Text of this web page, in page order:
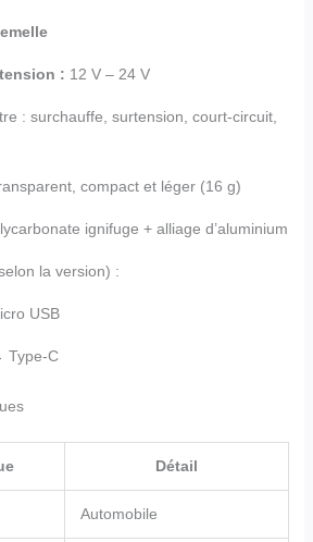
: 12 V – 24 V
: surchauffe, surtension, court-circuit,
compact et léger (16 g)
ignifuge + alliage d’aluminium
la version) :
USB
Type-C
Détail
Automobile